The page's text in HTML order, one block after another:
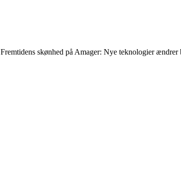
Fremtidens skønhed på Amager: Nye teknologier ændrer